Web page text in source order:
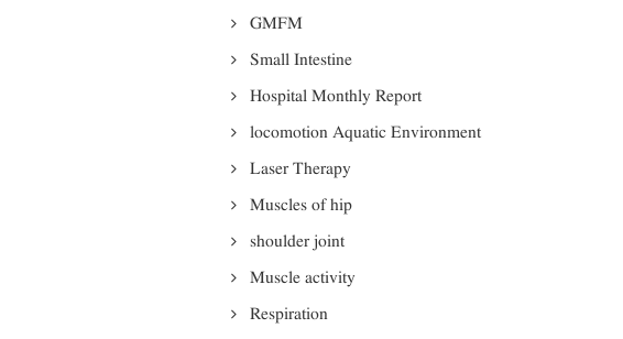
GMFM
Small Intestine
Hospital Monthly Report
locomotion Aquatic Environment
Laser Therapy
Muscles of hip
shoulder joint
Muscle activity
Respiration